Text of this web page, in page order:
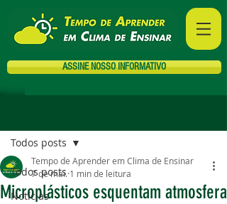
ASSINE NOSSO INFORMATIVO
Todos posts
Notícias
Todos posts
Microplásticos esquentam atmosfera
Tempo de Aprender em Clima de Ensinar
7 de mai. 1 min de leitura